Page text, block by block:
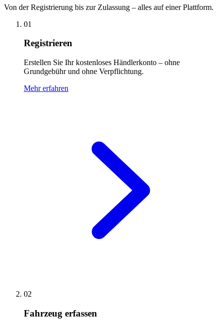
Von der Registrierung bis zur Zulassung – alles auf einer Plattform.
01
Registrieren
Erstellen Sie Ihr kostenloses Händlerkonto – ohne
Grundgebühr und ohne Verpflichtung.
Mehr erfahren
02
Fahrzeug erfassen